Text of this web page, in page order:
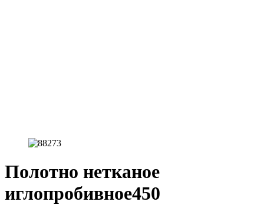
Полотно нетканое
иглопробивное450